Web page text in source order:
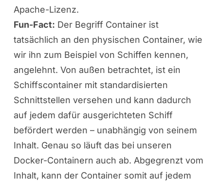
Apache-Lizenz.
Fun-Fact: Der Begriff Container ist
tatsächlich an den physischen Container, wie
wir ihn zum Beispiel von Schiffen kennen,
angelehnt. Von außen betrachtet, ist ein
Schiffscontainer mit standardisierten
Schnittstellen versehen und kann dadurch
auf jedem dafür ausgerichteten Schiff
befördert werden – unabhängig von seinem
Inhalt. Genau so läuft das bei unseren
Docker-Containern auch ab. Abgegrenzt vom
Inhalt, kann der Container somit auf jedem